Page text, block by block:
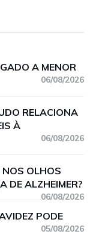
A MENOR
06/08/2026
RELACIONA
À
06/08/2026
NOS OLHOS
DE ALZHEIMER?
06/08/2026
PODE
05/08/2026